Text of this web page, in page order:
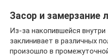
Засор и замерзание
Из-за накопившейся
заклинивает в различных
произошло в